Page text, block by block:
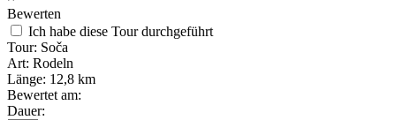
Bewerten
Ich habe diese Tour durchgeführt
Tour: Soča
Art: Rodeln
Länge: 12,8 km
Bewertet am:
Dauer: